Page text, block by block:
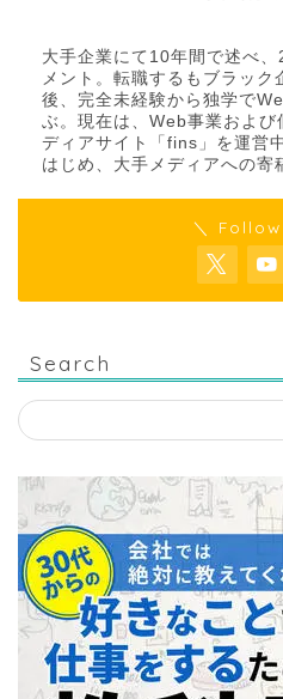
大手企業にて10年間で述べ
メント。転職するもブラッ
後、完全未経験から独学で
ぶ。現在は、Web事業および
ディアサイト「fins」を運営
はじめ、大手メディアへの寄
＼
Search